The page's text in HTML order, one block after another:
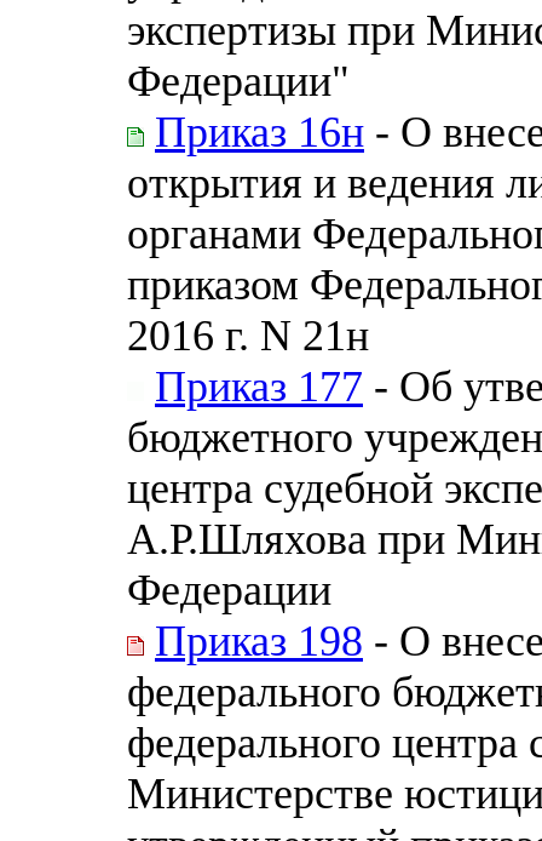
экспертизы при
Федерации"
Приказ 16н - О
открытия и ведения
органами
приказом
2016 г. N 21н
Приказ 177 - Об
бюджетного
центра судебной
А.Р.Шляхова при
Федерации
Приказ 198 - О
федерального
федерального центра
Министерстве